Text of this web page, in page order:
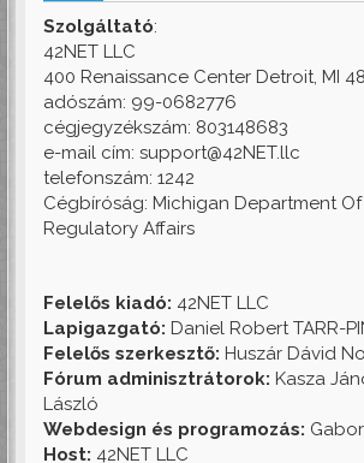
Szolgáltató:
42NET LLC
400 Renaissance Center Detroit, MI
adószám: 99-0682776
cégjegyzékszám: 803148683
e-mail cím: support@42NET.llc
telefonszám: 1242
Cégbíróság: Michigan Department
Regulatory Affairs
Felelős kiadó: 42NET LLC
Lapigazgató: Daniel Robert TARR-
Felelős szerkesztő: Huszár Dávid
Fórum adminisztrátorok: Kasza
László
Webdesign és programozás:
Host: 42NET LLC